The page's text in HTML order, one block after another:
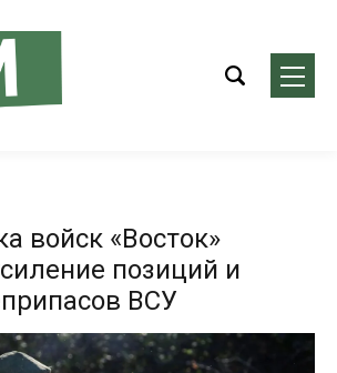
войск «Восток»
позиций и
ВСУ